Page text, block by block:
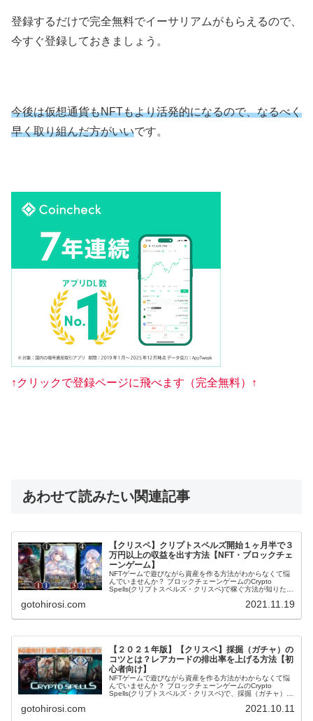
登録するだけで完全無料でイーサリアムがもらえるので、
今すぐ登録しておきましょう。
今後は仮想通貨もNFTもより活発的になるので、なるべく
早く取り組んだ方がいいです。
↑クリックで登録ページに飛べます（完全無料）↑
あわせて読みたい関連記事
【クリスペ】クリプトスペルズ開始１ヶ月半で３
万円以上の収益を出す方法【NFT・ブロックチェ
ーンゲーム】
NFTゲームで遊びながら資産を作る方法がわからなくて悩
んでいませんか？ ブロックチェーンゲームのCrypto
Spells(クリプトスペルズ・クリスペ)で稼ぐ方法が知りたい
ズ・クリスペ)開始１ヶ月で３万円以上の利益を出す方法に
を紹介します。 NFTゲームで遊びながら資産を作る方法が
対読んで下さい。
gotohirosi.com 2021.11.19
【２０２１年版】【クリスペ】採掘（ガチャ）の
コツとは？レアカードの排出率を上げる方法【初
心者向け】
NFTゲームで遊びながら資産を作る方法がわからなくて悩
んでいませんか？ ブロックチェーンゲームのCrypto
Spells(クリプトスペルズ・クリスペ)で、採掘（ガチャ）で
らCrypto Spells(クリプトスペルズ・クリスペ)の採掘の特
gotohirosi.com 2021.10.11